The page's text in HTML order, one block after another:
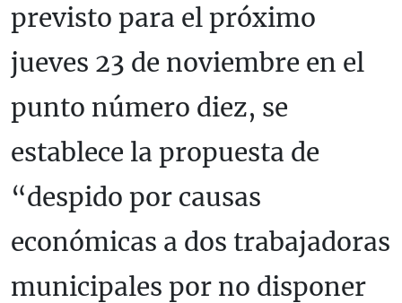
previsto para el próximo
jueves 23 de noviembre en el
punto número diez, se
establece la propuesta de
“despido por causas
económicas a dos trabajadoras
municipales por no disponer